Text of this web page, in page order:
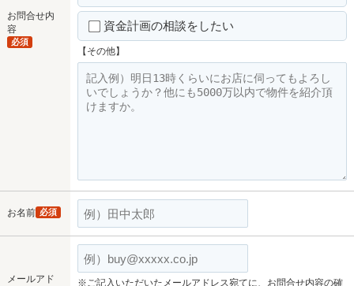
お問合せ内
容
必須
資金計画の相談をしたい
【その他】
お名前 必須
メールアド
※ご記入いただいたメールアドレス宛てに、お問合せ内容の確